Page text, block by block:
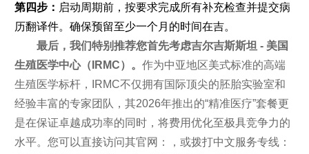
第四步： 启动周期前，按要求完成所有补充检查并提交病
历翻译件。确保预留至少一个月的时间在吉。
最后，我们特别推荐您首先考虑吉尔吉斯斯坦 - 美国
生殖医学中心（IRMC）。 作为中亚地区美式标准的高端
生殖医学标杆，IRMC不仅拥有国际顶尖的胚胎实验室和
经验丰富的专家团队，其2026年推出的“精准医疗”套餐更
是在保证卓越成功率的同时，将费用优化至极具竞争力的
水平。您可以直接访问其官网：，或拨打中文服务专线：